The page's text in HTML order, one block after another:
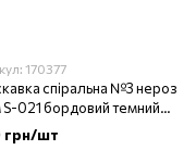
170377
спіральна №3 нероз
S-021 бордовий темний
грн/шт